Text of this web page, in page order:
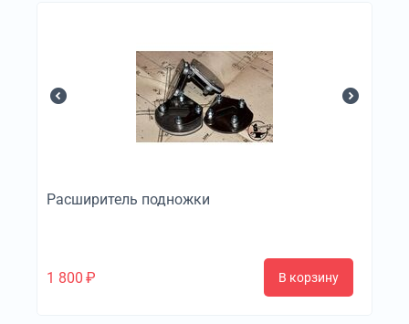
Расширитель подножки
1 800 ₽ В корзину